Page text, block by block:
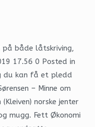
både låtskriving,
17.56 0 Posted in
du kan få et pledd
– Minne om
norske jenter
mugg. Fett Økonomi